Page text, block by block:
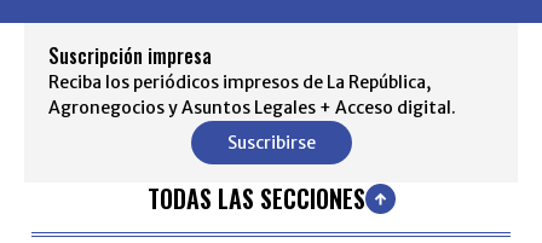
Suscripción impresa
Reciba los periódicos impresos de La República,
Agronegocios y Asuntos Legales + Acceso digital.
Suscribirse
TODAS LAS SECCIONES